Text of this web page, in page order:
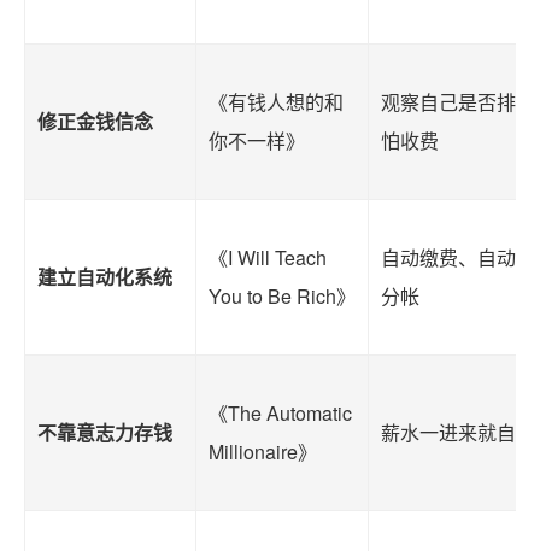
修正金钱信念
《有钱人想的和
你不一样》
观察自己是否排
怕收费
建立自动化系统
《I Will Teach
You to Be Rich》
自动缴费、自动
分帐
不靠意志力存钱
《The Automatic
Millionaire》
薪水一进来就自